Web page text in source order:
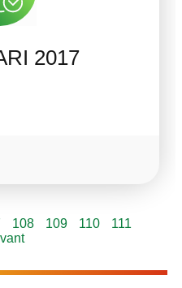
2017
108 109 110
111